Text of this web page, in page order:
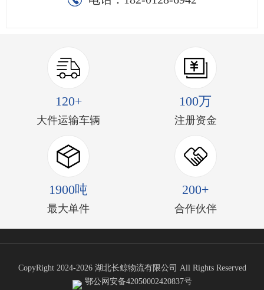
120+
大件运输车辆
100万
注册资金
1900吨
最大单件
200+
合作伙伴
CopyRight 2024-2026 湖北长鲸物流有限公司 All Rights Reserved
鄂公网安备42050002420837号